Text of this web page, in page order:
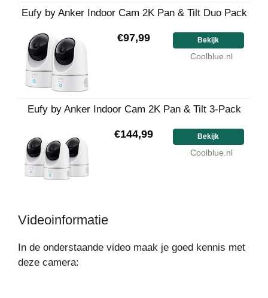
Eufy by Anker Indoor Cam 2K Pan & Tilt Duo Pack
€97,99 Bekijk
Coolblue.nl
Eufy by Anker Indoor Cam 2K Pan & Tilt 3-Pack
€144,99 Bekijk
Coolblue.nl
Videoinformatie
In de onderstaande video maak je goed kennis met
deze camera: